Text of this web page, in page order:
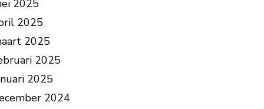
2025
2025
2025
2025
2025
2024